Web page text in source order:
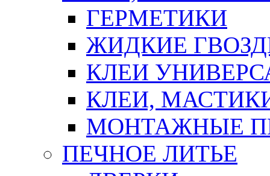
ГЕРМЕТИКИ
ЖИДКИЕ
КЛЕИ
КЛЕИ,
МОНТАЖНЫЕ
ПЕЧНОЕ ЛИТЬЕ